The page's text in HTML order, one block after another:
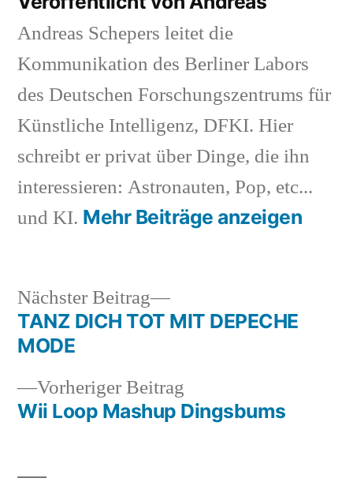
Andreas Schepers leitet die
Kommunikation des Berliner Labors
des Deutschen Forschungszentrums für
Künstliche Intelligenz, DFKI. Hier
schreibt er privat über Dinge, die ihn
interessieren: Astronauten, Pop, etc...
und KI. Mehr Beiträge anzeigen
Beitragsnavigation
Vorheriger Beitrag
Beitrag:
Wii Loop Mashup Dingsbums
Nächster Beitrag
Nächster
Beitrag:
TANZ DICH TOT MIT DEPECHE
MODE